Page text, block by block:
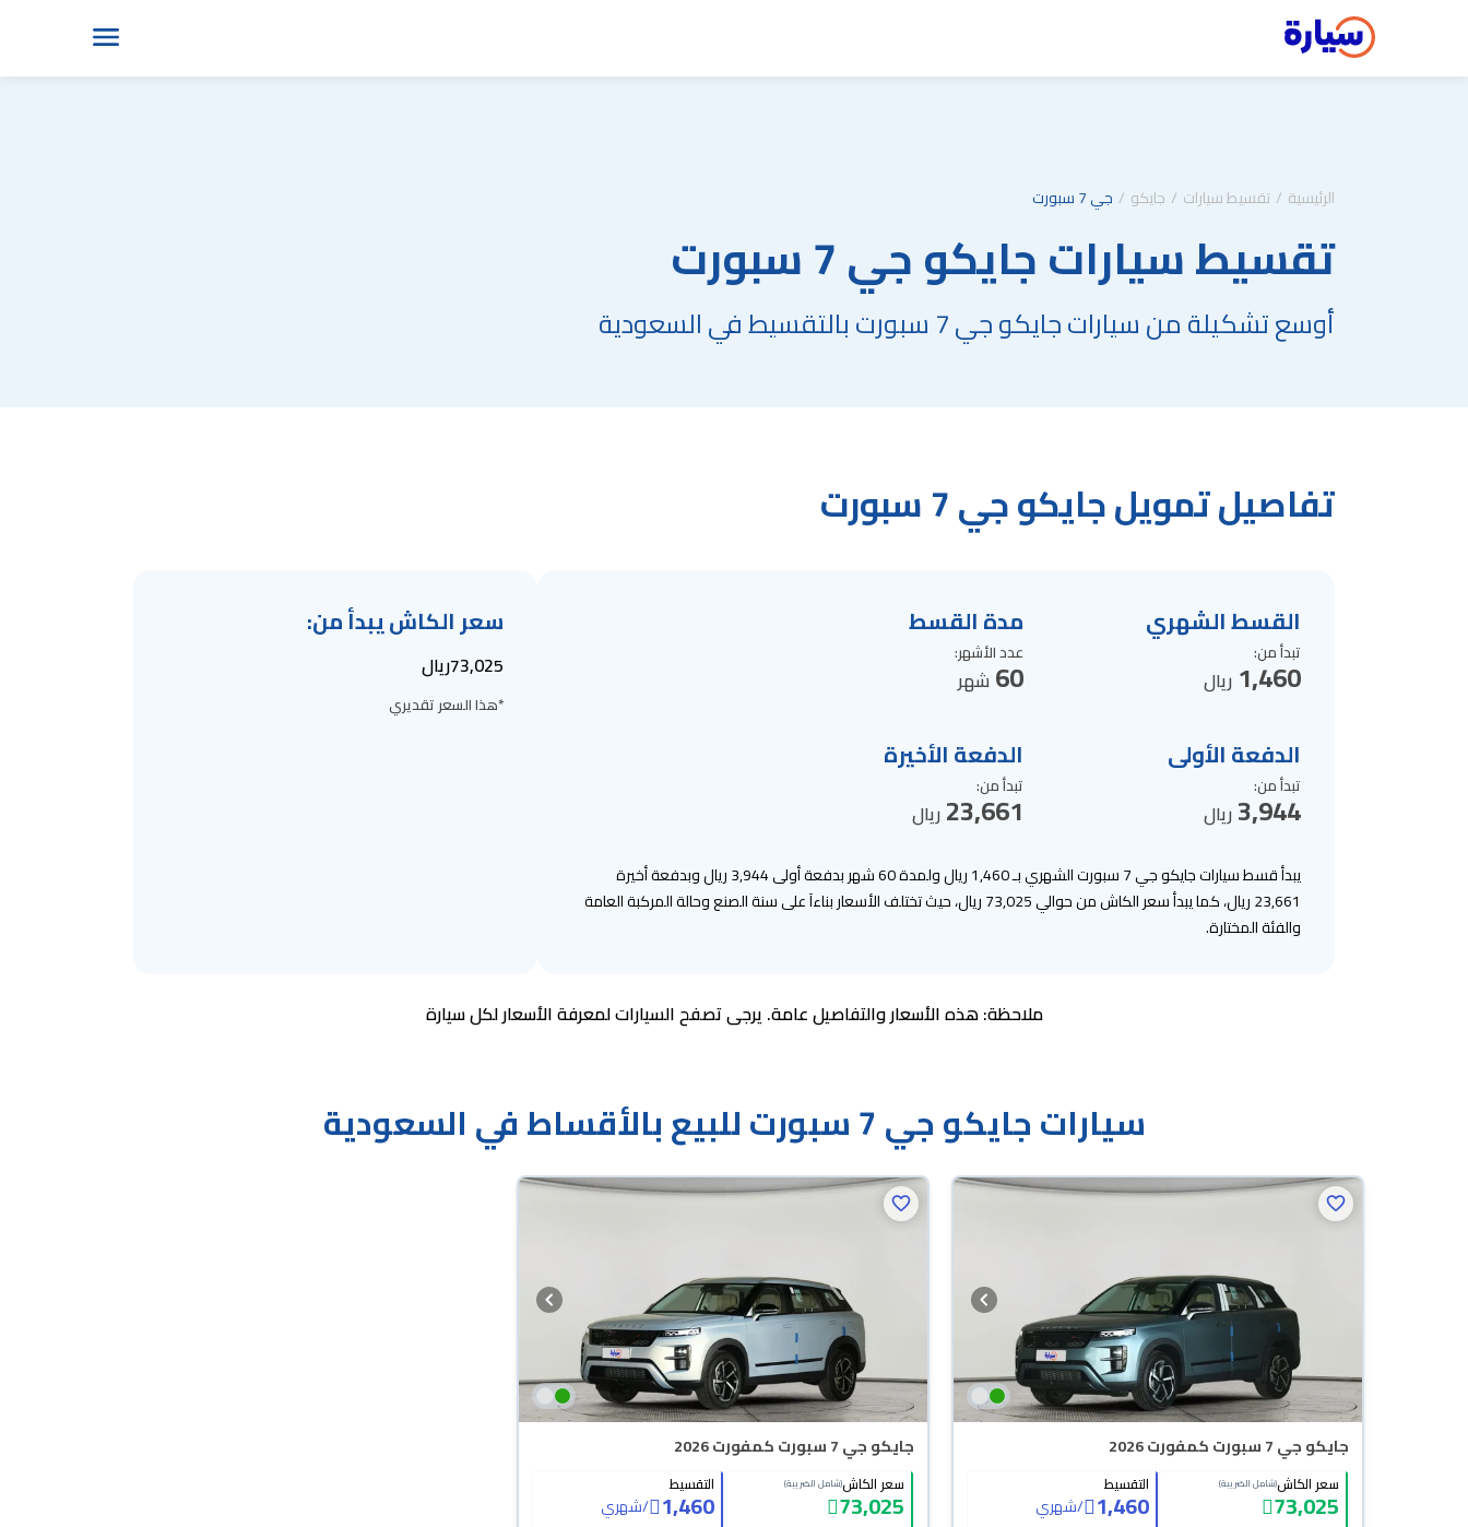
الرئيسية تقسيط سيارات جايكو جي 7 سبورت
تقسيط سيارات جايكو جي 7 سبورت
أوسع تشكيلة من سيارات جايكو جي 7 سبورت بالتقسيط في السعودية
تفاصيل تمويل جايكو جي 7 سبورت
القسط الشهري
تبدأ من:
1,460 ريال
مدة القسط
عدد الأشهر:
60 شهر
الدفعة الأولى
تبدأ من:
3,944 ريال
الدفعة الأخيرة
تبدأ من:
23,661 ريال
يبدأ قسط سيارات جايكو جي 7 سبورت الشهري بـ 1,460 ريال ولمدة 60 شهر بدفعة أولى 3,944 ريال وبدفعة أخيرة
23,661 ريال، كما يبدأ سعر الكاش من حوالي 73,025 ريال، حيث تختلف الأسعار بناءآ على سنة الصنع وحالة المركبة العامة
والفئة المختارة.
سعر الكاش يبدأ من:
73,025ريال
*هذا السعر تقديري
ملاحظة: هذه الأسعار والتفاصيل عامة. يرجى تصفح السيارات لمعرفة الأسعار لكل سيارة
سيارات جايكو جي 7 سبورت للبيع بالأقساط في السعودية
جايكو جي 7 سبورت كمفورت 2026
سعر الكاش(شامل الضريبة)
73,025
التقسيط
1,460
/شهري
جايكو جي 7 سبورت كمفورت 2026
سعر الكاش(شامل الضريبة)
73,025
التقسيط
1,460
/شهري